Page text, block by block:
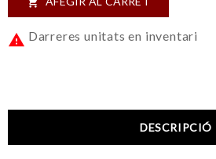
 Darreres unitats en inventari
DESCRIPCIÓ